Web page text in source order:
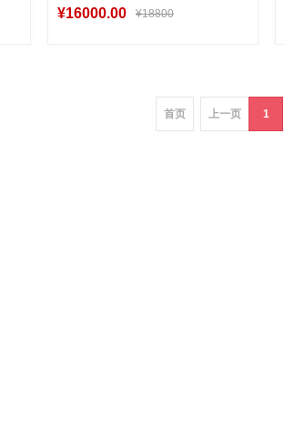
¥16000.00 ¥18800
首页 上一页 1